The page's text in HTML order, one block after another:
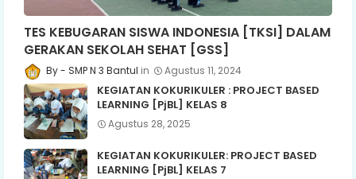
TES KEBUGARAN SISWA INDONESIA [TKSI] DALAM
GERAKAN SEKOLAH SEHAT [GSS]
SMP N 3 Bantul Agustus 11, 2024
KEGIATAN KOKURIKULER : PROJECT BASED
LEARNING [PjBL] KELAS 8
Agustus 28, 2025
KEGIATAN KOKURIKULER: PROJECT BASED
LEARNING [PjBL] KELAS 7